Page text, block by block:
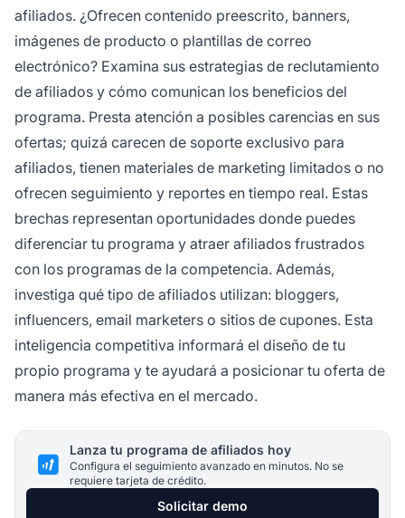
afiliados. ¿Ofrecen contenido preescrito, banners,
imágenes de producto o plantillas de correo
electrónico? Examina sus estrategias de reclutamiento
de afiliados y cómo comunican los beneficios del
programa. Presta atención a posibles carencias en sus
ofertas; quizá carecen de soporte exclusivo para
afiliados, tienen materiales de marketing limitados o no
ofrecen seguimiento y reportes en tiempo real. Estas
brechas representan oportunidades donde puedes
diferenciar tu programa y atraer afiliados frustrados
con los programas de la competencia. Además,
investiga qué tipo de afiliados utilizan: bloggers,
influencers, email marketers o sitios de cupones. Esta
inteligencia competitiva informará el diseño de tu
propio programa y te ayudará a posicionar tu oferta de
manera más efectiva en el mercado.
Lanza tu programa de afiliados hoy
Configura el seguimiento avanzado en minutos. No se
requiere tarjeta de crédito.
Solicitar demo